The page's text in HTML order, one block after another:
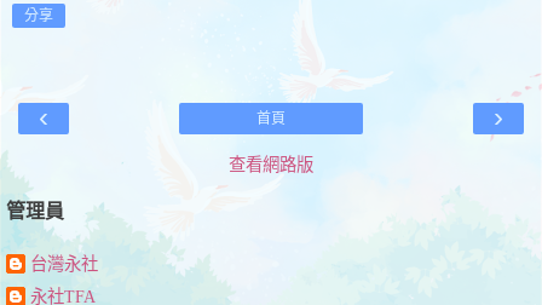
分享
‹ ›
首頁
查看網路版
管理員
台灣永社
永社TFA